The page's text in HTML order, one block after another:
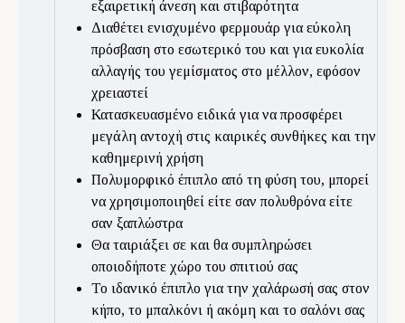
εξαιρετική άνεση και στιβαρότητα
Διαθέτει ενισχυμένο φερμουάρ για εύκολη
πρόσβαση στο εσωτερικό του και για ευκολία
αλλαγής του γεμίσματος στο μέλλον, εφόσον
χρειαστεί
Κατασκευασμένο ειδικά για να προσφέρει
μεγάλη αντοχή στις καιρικές συνθήκες και την
καθημερινή χρήση
Πολυμορφικό έπιπλο από τη φύση του, μπορεί
να χρησιμοποιηθεί είτε σαν πολυθρόνα είτε
σαν ξαπλώστρα
Θα ταιριάξει σε και θα συμπληρώσει
οποιοδήποτε χώρο του σπιτιού σας
Το ιδανικό έπιπλο για την χαλάρωσή σας στον
κήπο, το μπαλκόνι ή ακόμη και το σαλόνι σας